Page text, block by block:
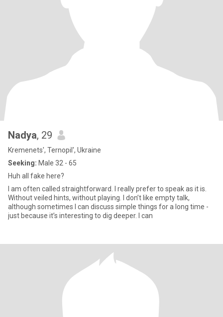
Nadya, 29
Kremenets', Ternopil', Ukraine
Seeking: Male 32 - 65
Huh all fake here?
I am often called straightforward. I really prefer to speak as it is.
Without veiled hints, without playing. I don’t like empty talk,
although sometimes I can discuss simple things for a long time -
just because it’s interesting to dig deeper. I can